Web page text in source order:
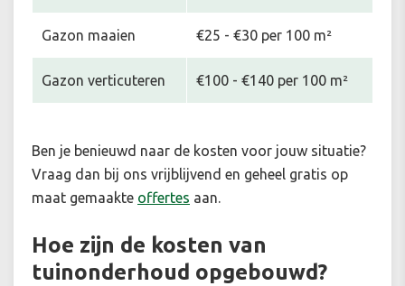
Gazon maaien €25 - €30 per 100 m²
Gazon verticuteren €100 - €140 per 100 m²
Ben je benieuwd naar de kosten voor jouw situatie?
Vraag dan bij ons vrijblijvend en geheel gratis op
maat gemaakte offertes aan.
Hoe zijn de kosten van
tuinonderhoud opgebouwd?